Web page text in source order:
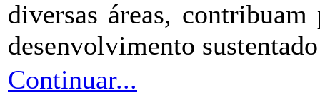
diversas áreas,
desenvolvimento
Continuar...